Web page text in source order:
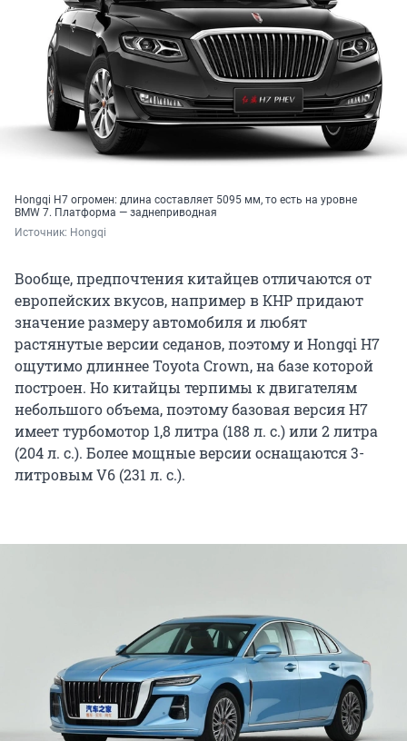
Hongqi H7 огромен: длина составляет 5095 мм, то есть на уровне
BMW 7. Платформа — заднеприводная
Источник: Hongqi
Вообще, предпочтения китайцев отличаются от
европейских вкусов, например в КНР придают
значение размеру автомобиля и любят
растянутые версии седанов, поэтому и Hongqi H7
ощутимо длиннее Toyota Crown, на базе которой
построен. Но китайцы терпимы к двигателям
небольшого объема, поэтому базовая версия H7
имеет турбомотор 1,8 литра (188 л. с.) или 2 литра
(204 л. с.). Более мощные версии оснащаются 3-
литровым V6 (231 л. с.).